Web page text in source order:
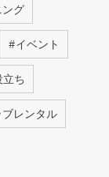
ング
#イベント
立ち
ブレンタル